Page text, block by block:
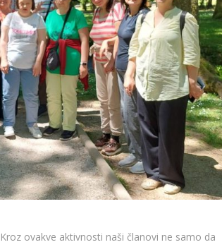
Kroz ovakve aktivnosti naši članovi ne samo da